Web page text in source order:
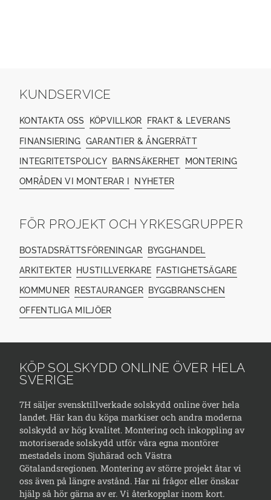
KUNDSERVICE
KONTAKTA OSS KÖPVILLKOR FRAKT & LEVERANS
FINANSIERING GARANTIER & ÅNGERRÄTT
INTEGRITETSPOLICY BARNSÄKERHET MONTERING
OMRÅDEN VI MONTERAR I NYHETER
FÖR PROJEKT OCH YRKESGRUPPER
BOSTADSRÄTTSFÖRENINGAR BYGGHANDEL
ARKITEKTER HUSTILLVERKARE FASTIGHETSÄGARE
KOMMUNER RESTAURANGER BYGGBRANSCHEN
OFFENTLIGA MILJÖER
KÖP SOLSKYDD ONLINE ÖVER HELA
SVERIGE
7H säljer svensktillverkade solskydd online över hela
landet. Här kan du köpa markiser och andra moderna
solskydd av hög kvalitet. Montering och inkoppling av
motoriserade solskydd utför våra egna montörer
mestadels inom Sjuhärad och Västra
Götalandsregionen. Montering av större projekt åtar vi
oss även på längre avstånd. Har ni frågor eller önskar
hjälp så hör gärna av er. Vi återkopplar inom kort.